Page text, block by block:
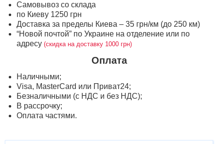
Самовывоз со склада
по Киеву 1250 грн
Доставка за пределы Киева – 35 грн/км (до 250 км)
“Новой почтой” по Украине на отделение или по
адресу (скидка на доставку 1000 грн)
Оплата
Наличными;
Visa, MasterСard или Приват24;
Безналичными (с НДС и без НДС);
В рассрочку;
Оплата частями.